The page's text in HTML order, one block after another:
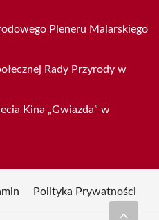
Pleneru Malarskiego
Rady Przyrody w
Kina „Gwiazda” w
Polityka Prywatności